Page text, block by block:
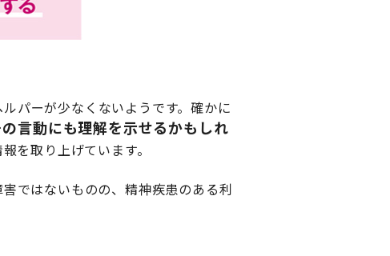
パーが少なくないようです。確かに
言動にも理解を示せるかもしれ
を取り上げています。
ではないものの、精神疾患のある利